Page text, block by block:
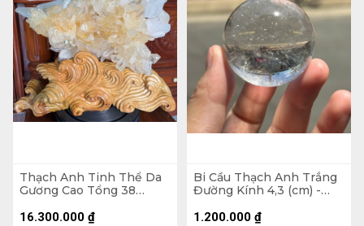
Thạch Anh Tinh Thể Da
Gương Cao Tổng 38
16.300.000 ₫
Bi Cầu Thạch Anh Trắng
Đường Kính 4,3 (cm) -
1.200.000 ₫